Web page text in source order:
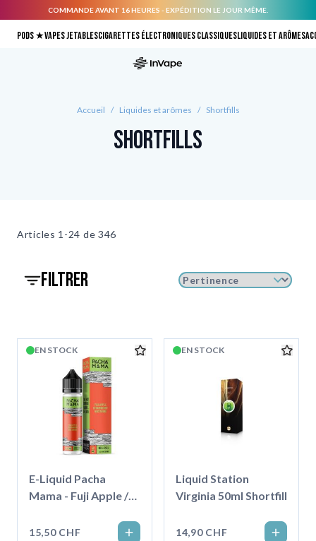
COMMANDE AVANT 16 HEURES - EXPÉDITION LE JOUR MÊME.
Pods ★Vapes jetablesCigarettes électroniques classiquesLiquides et arômes
Accueil / Liquides et arômes / Shortfills
Shortfills
Articles 1-24 de 346
filtrer
EN STOCK
E-Liquid Pacha
Mama - Fuji Apple /
Nektarine - 50ml
15,50 CHF
EN STOCK
Liquid Station
Virginia 50ml Shortfill
14,90 CHF